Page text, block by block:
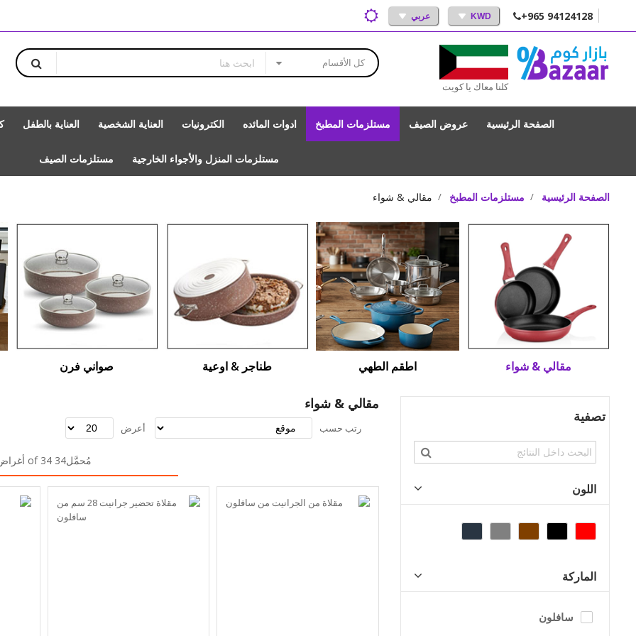
+965 94124128
KWD عربي
كلنا معاك يا كويت
كل الأقسام
الصفحة الرئيسية عروض الصيف مستلزمات المطبخ ادوات المائده الكترونيات العناية الشخصية العناية بالطفل
مستلزمات المنزل والأجواء الخارجية مستلزمات الصيف
الصفحة الرئيسية مستلزمات المطبخ مقالي & شواء
مقالي & شواء اطقم الطهي طناجر & اوعية صواني فرن
مقالي & شواء
رتب حسب أعرض
مُحمَّل34 of 34 أغراض
تصفية
اللون
الماركة
سافلون